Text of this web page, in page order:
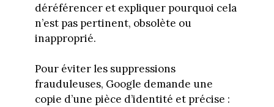
déréférencer et expliquer pourquoi cela
n’est pas pertinent, obsolète ou
inapproprié.
Pour éviter les suppressions
frauduleuses, Google demande une
copie d’une pièce d’identité et précise :